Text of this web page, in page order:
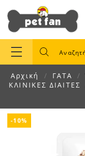
Αρχική ΓΑΤΑ
ΚΛΙΝΙΚΕΣ ΔΙΑΙΤΕΣ
-10%